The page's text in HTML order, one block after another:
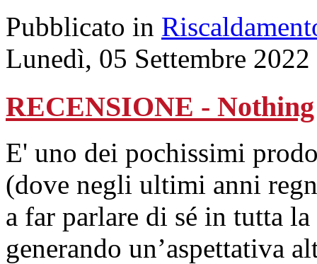
Pubblicato in
Lunedì, 05 Settembre
RECENSIONE - Nothing
E' uno dei pochissimi
(dove negli ultimi anni
a far parlare di sé in tutta
generando un’aspettativa